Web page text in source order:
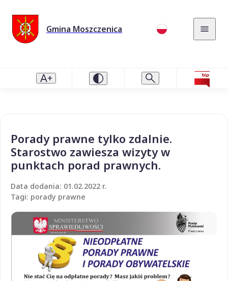
Gmina Moszczenica
Porady prawne tylko zdalnie.
Starostwo zawiesza wizyty w
punktach porad prawnych.
Data dodania: 01.02.2022 r.
Tagi: porady prawne